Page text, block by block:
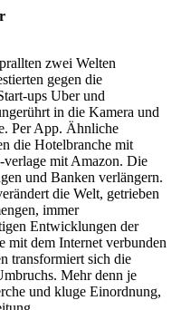
zwei Welten
gegen die
ups Uber und
in die Kamera und
Per App. Ähnliche
die Hotelbranche mit
mit Amazon. Die
und Banken verlängern.
die Welt, getrieben
immer
Entwicklungen der
mit dem Internet verbunden
transformiert sich die
Mehr denn je
und kluge Einordnung,